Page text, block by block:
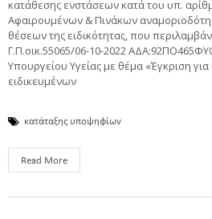
κατάθεσης ενστάσεων κατά του υπ.
Αφαιρουμένων & Πινάκων
θέσεων της ειδικότητας, που
Γ.Π.οικ.55065/06-10-2022
Υπουργείου Υγείας με θέμα «Έγκριση
ειδικευμένων
κατάταξης υποψηφίων
Read More